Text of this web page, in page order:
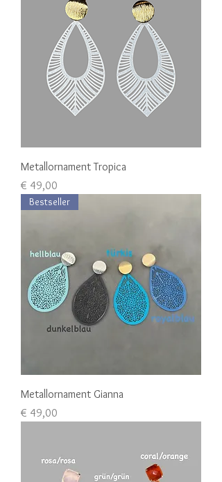
Metallornament Tropica
Preis
€ 49,00
Bestseller
Metallornament Gianna
Preis
€ 49,00